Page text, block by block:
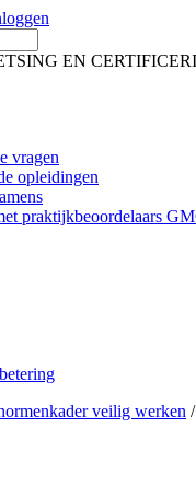
EN
vragen
opleidingen
praktijkbeoordelaars
veilig werken